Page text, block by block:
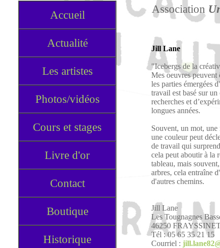
Accueil
Actualité
Les artistes
Photos/vidéos
Cours et stages
Livre d'or
Contact
Boutique
Historique
Association
Jill Lane
"Icebergs de la
Mes oeuvres peuvent
les parties émergées
travail est basé sur
recherches et
longues années.
Souvent, un mot,
une couleur peut
de travail qui
cela peut aboutir à la
tableau, mais
arbres, cela entraîne
d'autres chemins.
Jill Lane
Les Tougnagnes
46250
Tél : 05 65 35 21 15
Courriel :